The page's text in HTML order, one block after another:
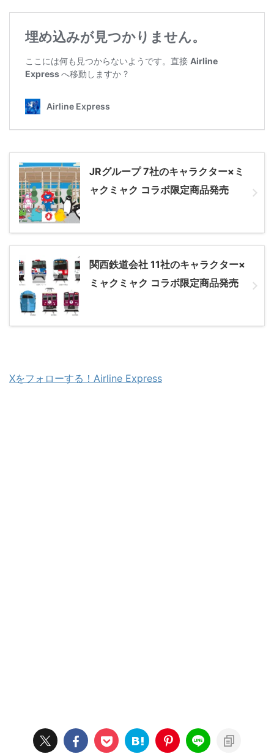
JRグループ 7社のキャラクター×ミ
ャクミャク コラボ限定商品発売
関西鉄道会社 11社のキャラクター×
ミャクミャク コラボ限定商品発売
Xをフォローする！Airline Express